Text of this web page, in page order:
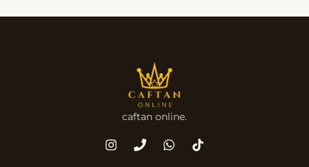
caftan online.